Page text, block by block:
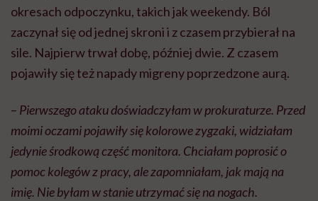
okresach odpoczynku, takich jak weekendy. Ból
zaczynał się od jednej skroni i z czasem przybierał na
sile. Najpierw trwał dobę, później dwie. Z czasem
pojawiły się też napady migreny poprzedzone aurą.
– Pierwszego ataku doświadczyłam w prokuraturze. Przed
moimi oczami pojawiły się kolorowe zygzaki, widziałam
jedynie środkową część monitora. Chciałam poprosić o
pomoc kolegów z pracy, ale zapomniałam, jak mają na
imię. Nie byłam w stanie utrzymać się na nogach.